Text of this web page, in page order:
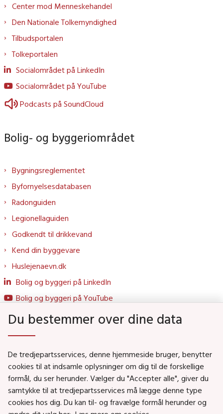
Center mod Menneskehandel
Den Nationale Tolkemyndighed
Tilbudsportalen
Tolkeportalen
Socialområdet på LinkedIn
Socialområdet på YouTube
Podcasts på SoundCloud
Bolig- og byggeriområdet
Bygningsreglementet
Byfornyelsesdatabasen
Radonguiden
Legionellaguiden
Godkendt til drikkevand
Kend din byggevare
Huslejenaevn.dk
Bolig og byggeri på LinkedIn
Bolig og byggeri på YouTube
Social- og Boligministeriet
Job i Social- og Boligstyrelsen
Puljer og tilskud
Nyhedsbreve
Du bestemmer over dine data
De tredjepartsservices, denne hjemmeside bruger, benytter
cookies til at indsamle oplysninger om dig til de forskellige
formål, du ser herunder. Vælger du "Accepter alle", giver du
samtykke til at tredjepartsservices må lægge denne type
cookies hos dig. Du kan til- og fravælge formål herunder og